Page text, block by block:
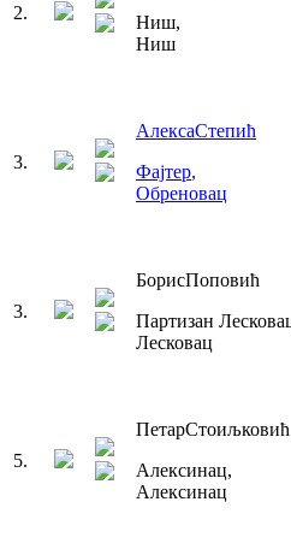
2.
Ниш,
Ниш
3.
АлексаСтепић
Фајтер,
Обреновац
3.
БорисПоповић
Партизан
Лесковац
5.
ПетарСтоиљковић
Алексинац,
Алексинац